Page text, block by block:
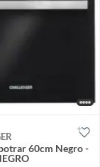
60cm Negro -